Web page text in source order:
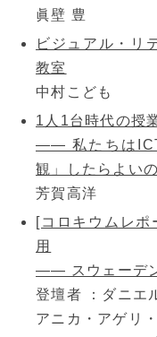
眞壁 豊
ビジュアル・リ
教室
中村こども
1人1台時代の授
―― 私たちは
観」したらよい
芳賀高洋
[コロキウムレ
用
―― スウェーデ
登壇者 ：ダニエ
アニカ・アゲリ